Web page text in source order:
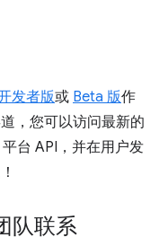
发者版或 Beta 版作
，您可以访问最新的
台 API，并在用户发
队联系